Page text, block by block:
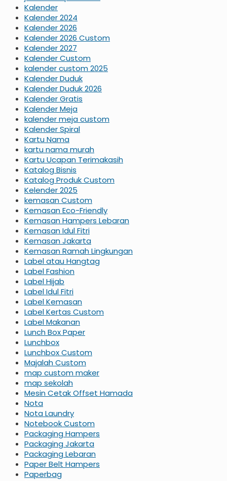
Kalender
Kalender 2024
Kalender 2026
Kalender 2026 Custom
Kalender 2027
Kalender Custom
kalender custom 2025
Kalender Duduk
Kalender Duduk 2026
Kalender Gratis
Kalender Meja
kalender meja custom
Kalender Spiral
Kartu Nama
kartu nama murah
Kartu Ucapan Terimakasih
Katalog Bisnis
Katalog Produk Custom
Kelender 2025
kemasan Custom
Kemasan Eco-Friendly
Kemasan Hampers Lebaran
Kemasan Idul Fitri
Kemasan Jakarta
Kemasan Ramah Lingkungan
Label atau Hangtag
Label Fashion
Label Hijab
Label Idul Fitri
Label Kemasan
Label Kertas Custom
Label Makanan
Lunch Box Paper
Lunchbox
Lunchbox Custom
Majalah Custom
map custom maker
map sekolah
Mesin Cetak Offset Hamada
Nota
Nota Laundry
Notebook Custom
Packaging Hampers
Packaging Jakarta
Packaging Lebaran
Paper Belt Hampers
Paperbag